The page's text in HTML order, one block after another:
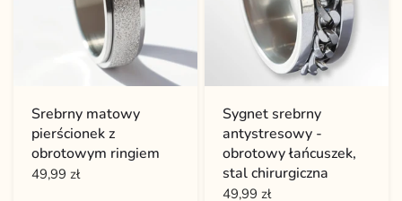
Srebrny matowy
pierścionek z
obrotowym ringiem
49,99 zł
Sygnet srebrny
antystresowy -
obrotowy łańcuszek,
stal chirurgiczna
49,99 zł